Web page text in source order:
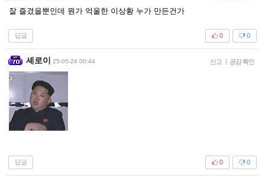
잘 즐겼을뿐인데 뭔가 억울한 이상황 누가 만든건가
답글 0
0
셰로이 25-05-24 00:44 신고 | 공감 확인
답글 0
0